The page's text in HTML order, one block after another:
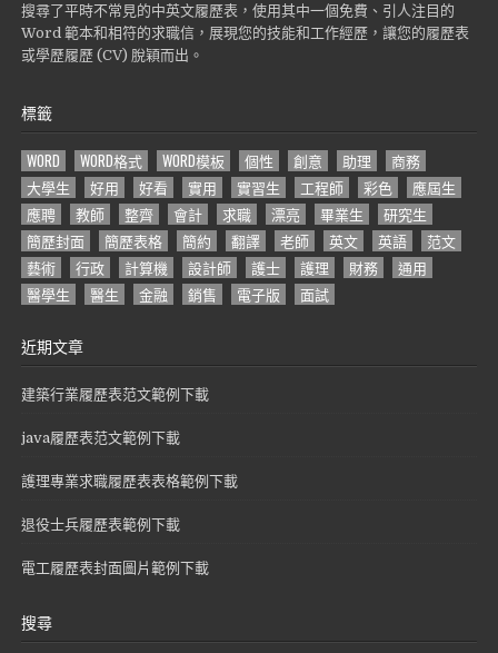
搜尋了平時不常見的中英文履歷表，使用其中一個免費、引人注目的
Word 範本和相符的求職信，展現您的技能和工作經歷，讓您的履歷表
或學歷履歷 (CV) 脫穎而出。
標籤
WORD WORD格式 WORD模板 個性 創意 助理
商務
大學生
好用 好看 實用 實習生 工程師 彩色
應屆生
應聘
教師 整齊 會計 求職 漂亮 畢業生
研究生
簡歷封面
簡歷表格 簡約 翻譯 老師 英文 英語
范文
藝術
行政 計算機 設計師 護士 護理 財務
通用
醫學生
醫生 金融 銷售 電子版 面試
近期文章
建築行業履歷表范文範例下載
java履歷表范文範例下載
護理專業求職履歷表表格範例下載
退役士兵履歷表範例下載
電工履歷表封面圖片範例下載
搜尋